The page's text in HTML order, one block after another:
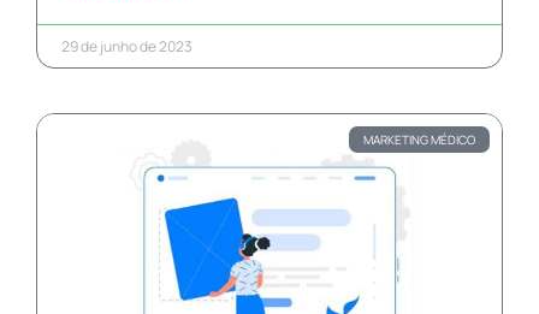
29 de junho de 2023
MARKETING MÉDICO